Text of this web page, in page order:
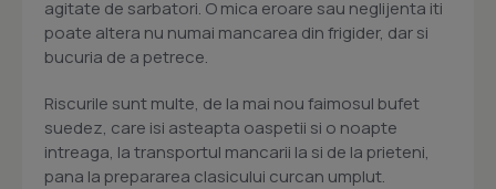
agitate de sarbatori. O mica eroare sau neglijenta iti
poate altera nu numai mancarea din frigider, dar si
bucuria de a petrece.
Riscurile sunt multe, de la mai nou faimosul bufet
suedez, care isi asteapta oaspetii si o noapte
intreaga, la transportul mancarii la si de la prieteni,
pana la prepararea clasicului curcan umplut.